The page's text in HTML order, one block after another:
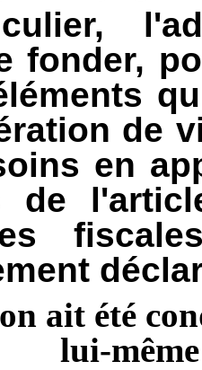
fonder,
de
en
de
ait été
lui-